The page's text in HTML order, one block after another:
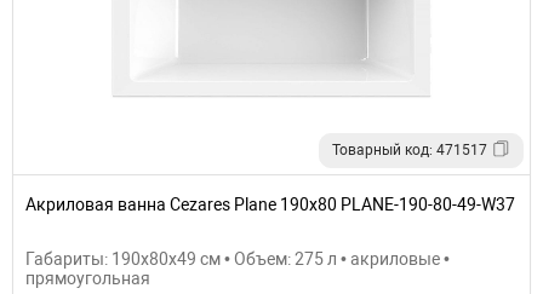
Товарный код: 471517
Акриловая ванна Cezares Plane 190x80 PLANE-190-80-49-W37
Габариты: 190x80x49 см • Объем: 275 л • акриловые •
прямоугольная